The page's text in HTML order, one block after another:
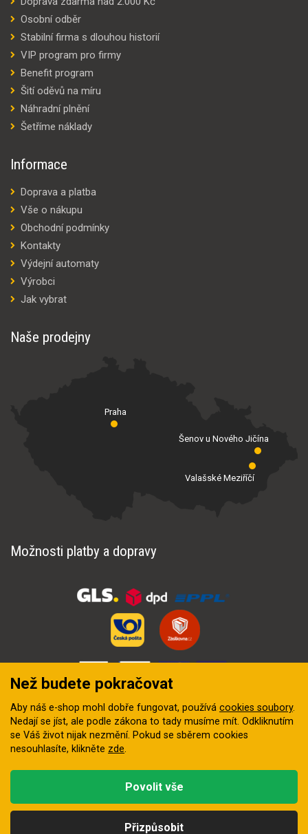
Osobní odběr
Stabilní firma s dlouhou historií
VIP program pro firmy
Benefit program
Šití oděvů na míru
Náhradní plnění
Šetříme náklady
Informace
Doprava a platba
Vše o nákupu
Obchodní podmínky
Kontakty
Výdejní automaty
Výrobci
Jak vybrat
Naše prodejny
Praha
Valašské Meziříčí
Šenov u Nového Jičína
Možnosti platby a dopravy
digitální agentura FEO
Než budete pokračovat
Aby náš e-shop mohl dobře fungovat, používá cookies soubory.
Nedají se jíst, ale podle zákona to tady musíme mít. Odkliknutím
se Váš život nijak nezmění. Pokud se sběrem cookies
nesouhlasíte, klikněte zde.
Přizpůsobit
Povolit vše